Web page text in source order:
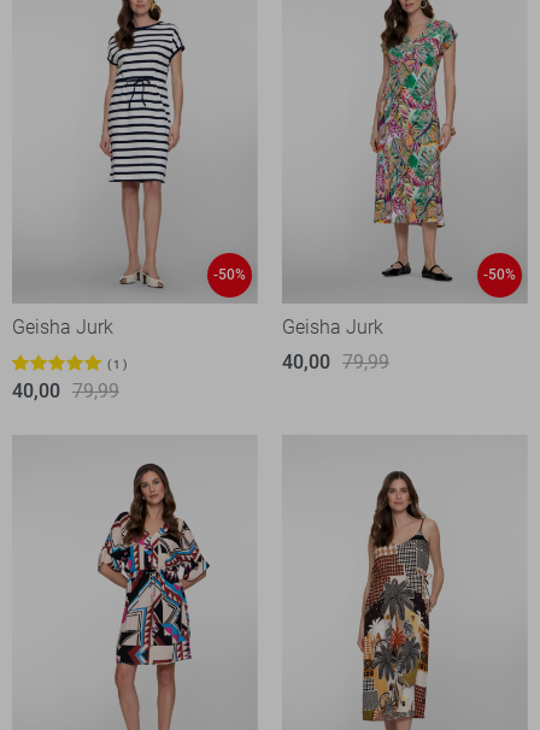
-50%
Geisha Jurk
1
40,00 79,99
-50%
Geisha Jurk
40,00 79,99